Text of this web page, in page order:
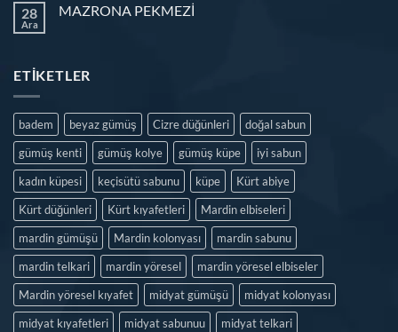
28
Ara
MAZRONA PEKMEZİ
ETIKETLER
badem beyaz gümüş Cizre düğünleri
doğal sabun
gümüş kenti
gümüş kolye gümüş küpe
iyi sabun
kadın küpesi
keçisütü sabunu küpe
Kürt abiye
Kürt düğünleri
Kürt kıyafetleri
Mardin elbiseleri
mardin gümüşü
Mardin kolonyası
mardin sabunu
mardin telkari
mardin yöresel
mardin yöresel elbiseler
Mardin yöresel kıyafet
midyat gümüşü
midyat kolonyası
midyat kıyafetleri
midyat sabunuu
midyat telkari